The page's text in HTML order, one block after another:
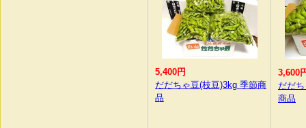
5,400円
だだちゃ豆(枝豆)3kg 季節商
品
3,600
だだ
商品